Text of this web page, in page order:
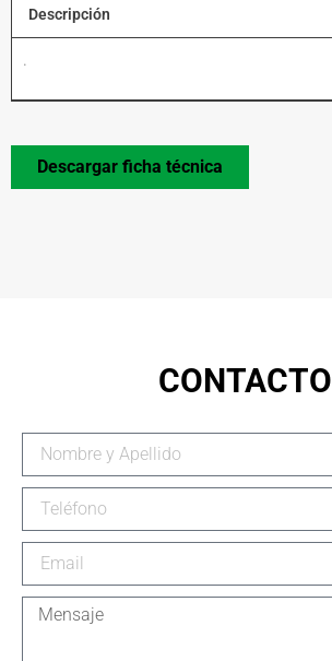
Descripción
.
Descargar ficha técnica
CONTACTO